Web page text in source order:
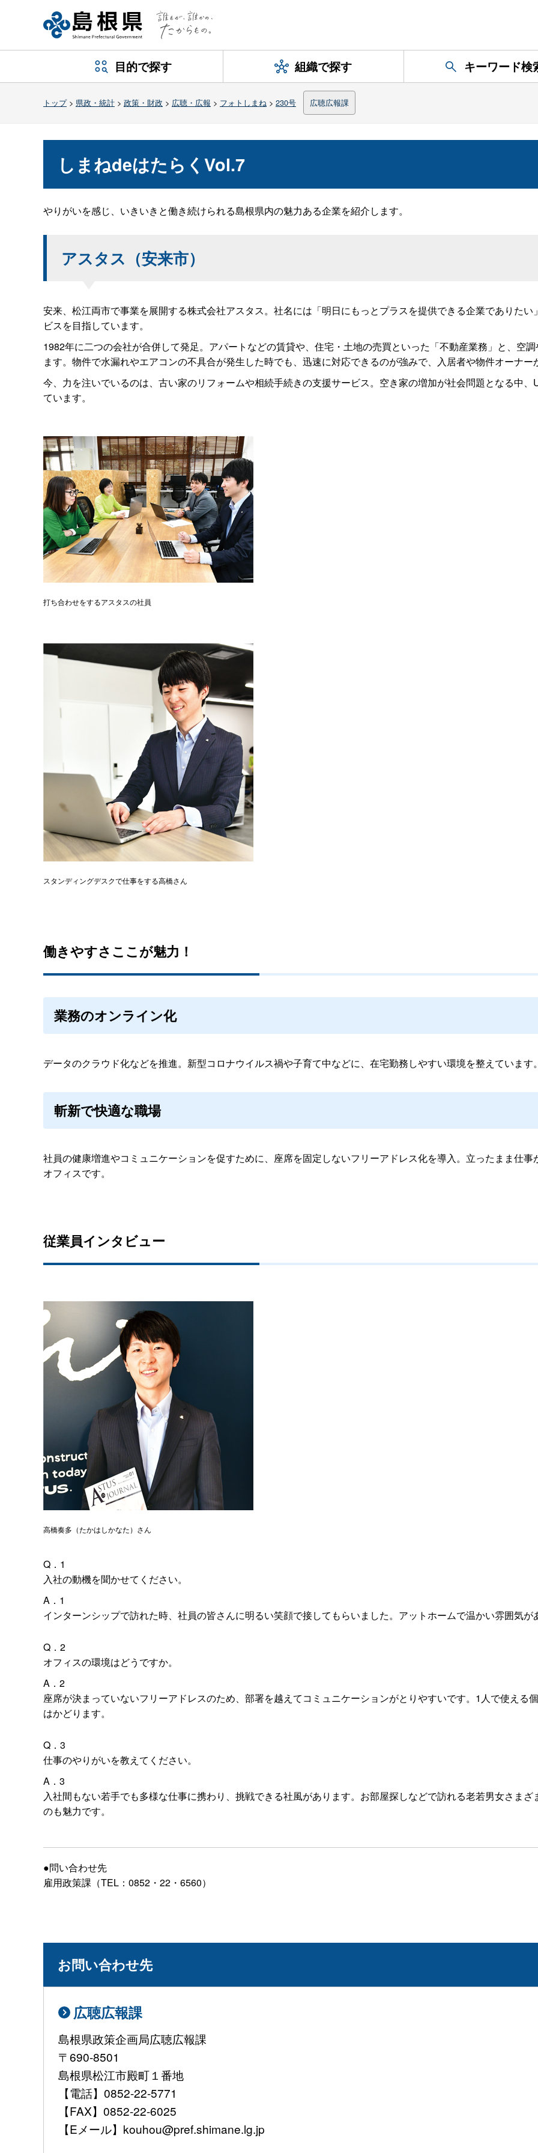
目的で探す 組織で探す キーワード検
トップ> 県政・統計 > 政策・財政 > 広聴・広報 > フォトしまね > 230号 広聴広報課
しまねdeはたらくVol.7
やりがいを感じ、いきいきと働き続けられる島根県内の魅力ある企業を紹介します。
アスタス（安来市）
安来、松江両市で事業を展開する株式会社アスタス。社名には「明日にもっとプラスを提供できる企業でありた
ビスを目指しています。
1982年に二つの会社が合併して発足。アパートなどの賃貸や、住宅・土地の売買といった「不動産業務」と、空
ます。物件で水漏れやエアコンの不具合が発生した時でも、迅速に対応できるのが強みで、入居者や物件オーナ
今、力を注いでいるのは、古い家のリフォームや相続手続きの支援サービス。空き家の増加が社会問題となる中
ています。
打ち合わせをするアスタスの社員
スタンディングデスクで仕事をする高橋さん
働きやすさここが魅力！
業務のオンライン化
データのクラウド化などを推進。新型コロナウイルス禍や子育て中などに、在宅勤務しやすい環境を整えています
斬新で快適な職場
社員の健康増進やコミュニケーションを促すために、座席を固定しないフリーアドレス化を導入。立ったまま仕
オフィスです。
従業員インタビュー
高橋奏多（たかはしかなた）さん
Q．1
入社の動機を聞かせてください。
A．1
インターンシップで訪れた時、社員の皆さんに明るい笑顔で接してもらいました。アットホームで温かい雰囲気
Q．2
オフィスの環境はどうですか。
A．2
座席が決まっていないフリーアドレスのため、部署を越えてコミュニケーションがとりやすいです。1人で使える
はかどります。
Q．3
仕事のやりがいを教えてください。
A．3
入社間もない若手でも多様な仕事に携わり、挑戦できる社風があります。お部屋探しなどで訪れる老若男女さま
のも魅力です。
●問い合わせ先
雇用政策課（TEL：0852・22・6560）
お問い合わせ先
広聴広報課
島根県政策企画局広聴広報課
〒690-8501
島根県松江市殿町１番地
【電話】0852-22-5771
【FAX】0852-22-6025
【Eメール】kouhou@pref.shimane.lg.jp